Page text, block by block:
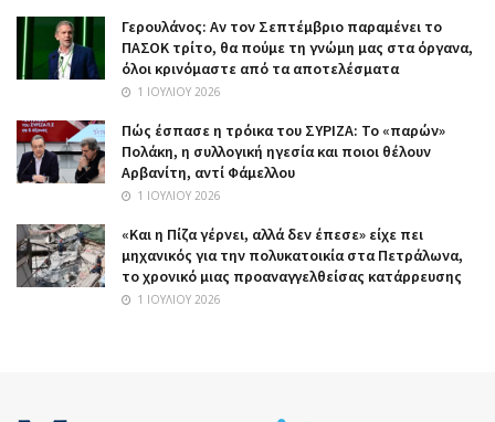
Γερουλάνος: Αν τον Σεπτέμβριο παραμένει το
ΠΑΣΟΚ τρίτο, θα πούμε τη γνώμη μας στα όργανα,
όλοι κρινόμαστε από τα αποτελέσματα
1 ΙΟΥΛΊΟΥ 2026
Πώς έσπασε η τρόικα του ΣΥΡΙΖΑ: Το «παρών»
Πολάκη, η συλλογική ηγεσία και ποιοι θέλουν
Αρβανίτη, αντί Φάμελλου
1 ΙΟΥΛΊΟΥ 2026
«Και η Πίζα γέρνει, αλλά δεν έπεσε» είχε πει
μηχανικός για την πολυκατοικία στα Πετράλωνα,
το χρονικό μιας προαναγγελθείσας κατάρρευσης
1 ΙΟΥΛΊΟΥ 2026